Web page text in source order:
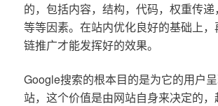
的，包括内容，结构，代码，权重传
等等因素。在站内优化良好的基础上
链推广才能发挥好的效果。
Google搜索的根本目的是为它的用户
站，这个价值是由网站自身来决定的